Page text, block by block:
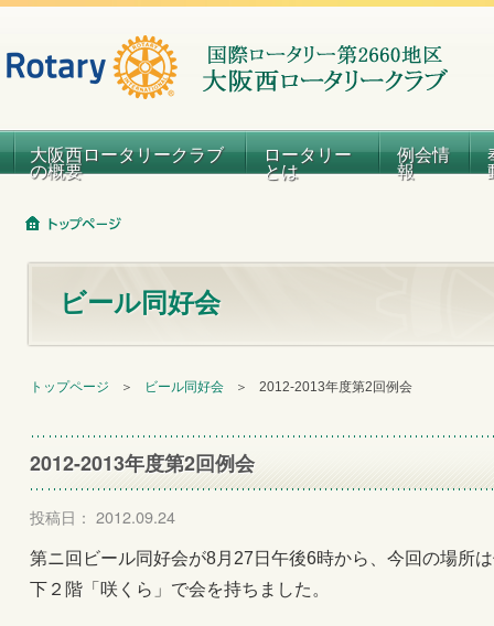
大阪西ロータリークラブ
の概要
ロータリー
とは
例会情
報
ビール同好会
トップページ ＞ ビール同好会 ＞ 2012-2013年度第2回例会
2012-2013年度第2回例会
投稿日： 2012.09.24
第ニ回ビール同好会が8月27日午後6時から、今回の場所
下２階「咲くら」で会を持ちました。